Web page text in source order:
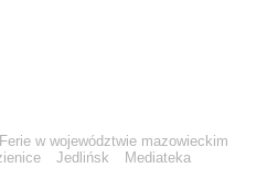
Ferie w województwie mazowieckim
Jedlińsk Mediateka